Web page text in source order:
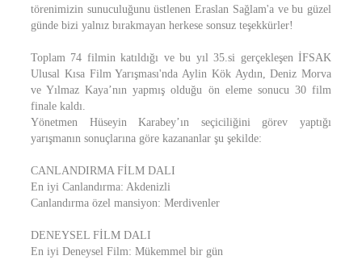
törenimizin sunuculuğunu üstlenen Eraslan Sağlam'a ve bu güzel
günde bizi yalnız bırakmayan herkese sonsuz teşekkürler!
Toplam 74 filmin katıldığı ve bu yıl 35.si gerçekleşen İFSAK
Ulusal Kısa Film Yarışması'nda Aylin Kök Aydın, Deniz Morva
ve Yılmaz Kaya’nın yapmış olduğu ön eleme sonucu 30 film
finale kaldı.
Yönetmen Hüseyin Karabey’ın seçiciliğini görev yaptığı
yarışmanın sonuçlarına göre kazananlar şu şekilde:
CANLANDIRMA FİLM DALI
En iyi Canlandırma: Akdenizli
Canlandırma özel mansiyon: Merdivenler
DENEYSEL FİLM DALI
En iyi Deneysel Film: Mükemmel bir gün